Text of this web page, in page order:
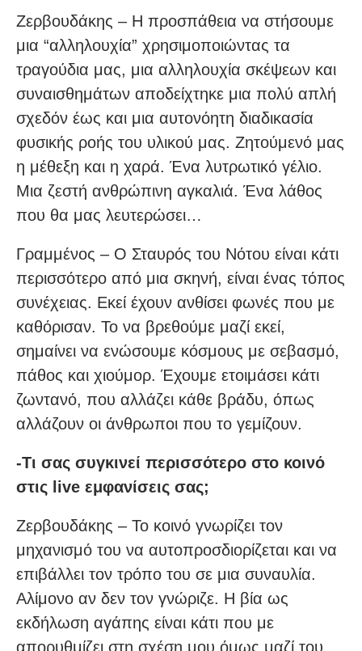
Ζερβουδάκης – Η προσπάθεια να στήσουμε
μια “αλληλουχία” χρησιμοποιώντας τα
τραγούδια μας, μια αλληλουχία σκέψεων και
συναισθημάτων αποδείχτηκε μια πολύ απλή
σχεδόν έως και μια αυτονόητη διαδικασία
φυσικής ροής του υλικού μας. Ζητούμενό μας
η μέθεξη και η χαρά. Ένα λυτρωτικό γέλιο.
Μια ζεστή ανθρώπινη αγκαλιά. Ένα λάθος
που θα μας λευτερώσει…
Γραμμένος – Ο Σταυρός του Νότου είναι κάτι
περισσότερο από μια σκηνή, είναι ένας τόπος
συνέχειας. Εκεί έχουν ανθίσει φωνές που με
καθόρισαν. Το να βρεθούμε μαζί εκεί,
σημαίνει να ενώσουμε κόσμους με σεβασμό,
πάθος και χιούμορ. Έχουμε ετοιμάσει κάτι
ζωντανό, που αλλάζει κάθε βράδυ, όπως
αλλάζουν οι άνθρωποι που το γεμίζουν.
-Τι σας συγκινεί περισσότερο στο κοινό
στις live εμφανίσεις σας;
Ζερβουδάκης – Το κοινό γνωρίζει τον
μηχανισμό του να αυτοπροσδιορίζεται και να
επιβάλλει τον τρόπο του σε μια συναυλία.
Αλίμονο αν δεν τον γνώριζε. Η βία ως
εκδήλωση αγάπης είναι κάτι που με
απορυθμίζει στη σχέση μου όμως μαζί του.